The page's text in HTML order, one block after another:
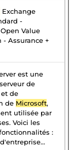
Exchange
-
Value
- Assurance +
est une
de
de
de Microsoft,
utilisée par
Voici les
: